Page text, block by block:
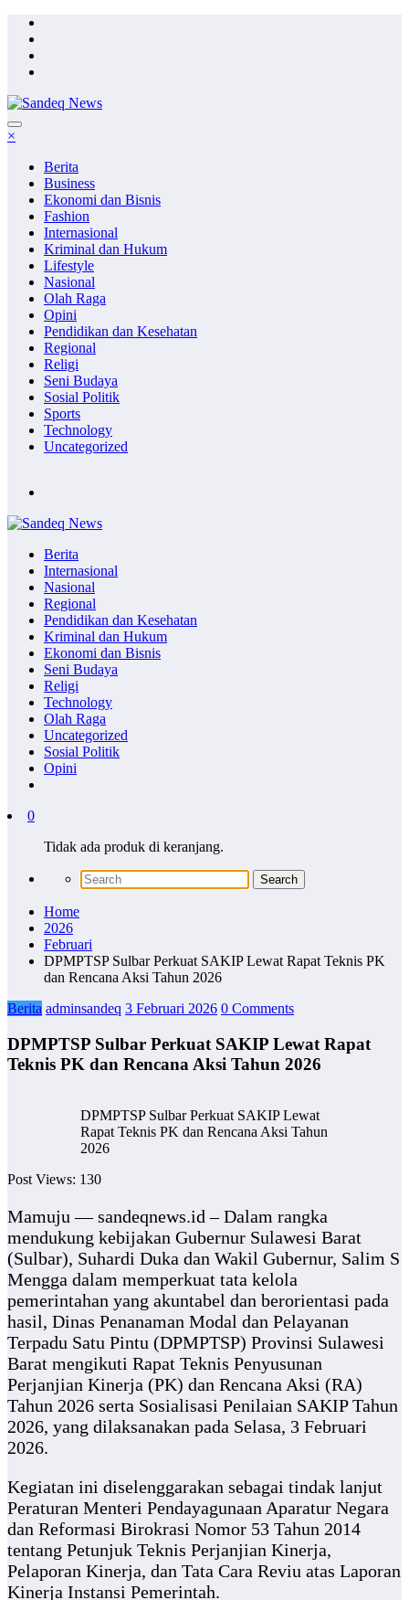
Skip
content
×
Berita
Business
Ekonomi dan Bisnis
Fashion
Internasional
Kriminal dan Hukum
Lifestyle
Nasional
Olah Raga
Opini
Pendidikan dan Kesehatan
Regional
Religi
Seni Budaya
Sosial Politik
Sports
Technology
Uncategorized
Berita
Internasional
Nasional
Regional
Pendidikan dan Kesehatan
Kriminal dan Hukum
Ekonomi dan Bisnis
Seni Budaya
Religi
Technology
Olah Raga
Uncategorized
Sosial Politik
Opini
0
Tidak ada produk di keranjang.
Home
2026
Februari
DPMPTSP Sulbar Perkuat SAKIP Lewat Rapat Teknis PK
dan Rencana Aksi Tahun 2026
Berita adminsandeq 3 Februari 2026 0 Comments
DPMPTSP Sulbar Perkuat SAKIP Lewat Rapat
Teknis PK dan Rencana Aksi Tahun 2026
DPMPTSP Sulbar Perkuat SAKIP Lewat
Rapat Teknis PK dan Rencana Aksi Tahun
2026
Post Views: 130
Mamuju — sandeqnews.id – Dalam rangka
mendukung kebijakan Gubernur Sulawesi Barat
(Sulbar), Suhardi Duka dan Wakil Gubernur, Salim S
Mengga dalam memperkuat tata kelola
pemerintahan yang akuntabel dan berorientasi pada
hasil, Dinas Penanaman Modal dan Pelayanan
Terpadu Satu Pintu (DPMPTSP) Provinsi Sulawesi
Barat mengikuti Rapat Teknis Penyusunan
Perjanjian Kinerja (PK) dan Rencana Aksi (RA)
Tahun 2026 serta Sosialisasi Penilaian SAKIP Tahun
2026, yang dilaksanakan pada Selasa, 3 Februari
2026.
Kegiatan ini diselenggarakan sebagai tindak lanjut
Peraturan Menteri Pendayagunaan Aparatur Negara
dan Reformasi Birokrasi Nomor 53 Tahun 2014
tentang Petunjuk Teknis Perjanjian Kinerja,
Pelaporan Kinerja, dan Tata Cara Reviu atas Laporan
Kinerja Instansi Pemerintah.